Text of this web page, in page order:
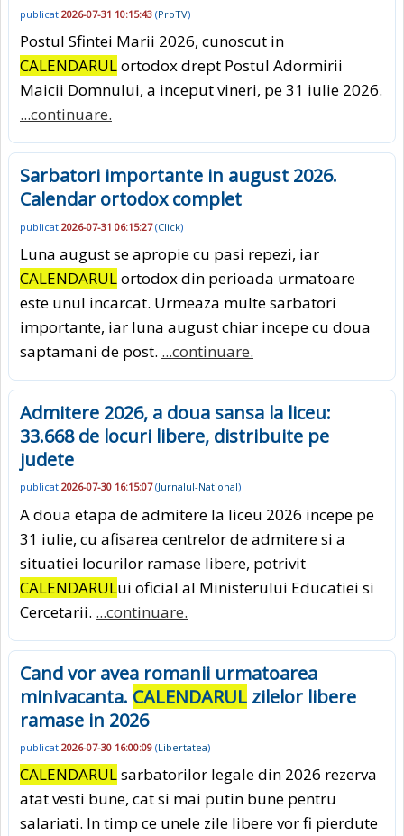
publicat 2026-07-31 10:15:43 (ProTV)
Postul Sfintei Marii 2026, cunoscut in
CALENDARULortodox drept Postul Adormirii
Maicii Domnului, a inceput vineri, pe 31 iulie 2026.
...continuare.
Sarbatori importante in august 2026.
Calendar ortodox complet
publicat 2026-07-31 06:15:27(Click)
Luna august se apropie cu pasi repezi, iar
CALENDARULortodox din perioada urmatoare
este unul incarcat. Urmeaza multe sarbatori
importante, iar luna august chiar incepe cu doua
saptamani de post. ...continuare.
Admitere 2026, a doua sansa la liceu:
33.668 de locuri libere, distribuite pe
judete
publicat 2026-07-30 16:15:07(Jurnalul-National)
A doua etapa de admitere la liceu 2026 incepe pe
31 iulie, cu afisarea centrelor de admitere si a
situatiei locurilor ramase libere, potrivit
CALENDARULui oficial al Ministerului Educatiei si
Cercetarii. ...continuare.
Cand vor avea romanii urmatoarea
minivacanta. CALENDARUL zilelor libere
ramase in 2026
publicat 2026-07-30 16:00:09 (Libertatea)
CALENDARULsarbatorilor legale din 2026 rezerva
atat vesti bune, cat si mai putin bune pentru
salariati. In timp ce unele zile libere vor fi pierdute